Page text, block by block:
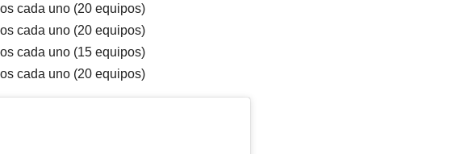
cada uno (20 equipos)
cada uno (20 equipos)
cada uno (15 equipos)
cada uno (20 equipos)